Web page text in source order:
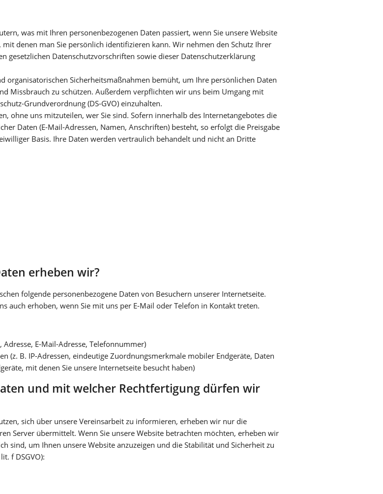
was mit Ihren personenbezogenen Daten passiert, wenn Sie unsere Website
denen man Sie persönlich identifizieren kann. Wir nehmen den Schutz Ihrer
gesetzlichen Datenschutzvorschriften sowie dieser Datenschutzerklärung
organisatorischen Sicherheitsmaßnahmen bemüht, um Ihre persönlichen Daten
Missbrauch zu schützen. Außerdem verpflichten wir uns beim Umgang mit
Grundverordnung (DS-GVO) einzuhalten.
ohne uns mitzuteilen, wer Sie sind. Sofern innerhalb des Internetangebotes die
Daten (E-Mail-Adressen, Namen, Anschriften) besteht, so erfolgt die Preisgabe
Basis. Ihre Daten werden vertraulich behandelt und nicht an Dritte
erheben wir?
folgende personenbezogene Daten von Besuchern unserer Internetseite.
auch erhoben, wenn Sie mit uns per E-Mail oder Telefon in Kontakt treten.
E-Mail-Adresse, Telefonnummer)
(z. B. IP-Adressen, eindeutige Zuordnungsmerkmale mobiler Endgeräte, Daten
mit denen Sie unsere Internetseite besucht haben)
und mit welcher Rechtfertigung dürfen wir
sich über unsere Vereinsarbeit zu informieren, erheben wir nur die
Server übermittelt. Wenn Sie unsere Website betrachten möchten, erheben wir
sind, um Ihnen unsere Website anzuzeigen und die Stabilität und Sicherheit zu
f DSGVO):